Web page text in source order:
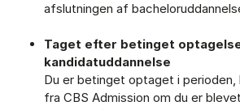
afslutningen af
Taget efter betinget
kandidatuddannelse
Du er betinget optaget i perioden,
fra CBS Admission om du er